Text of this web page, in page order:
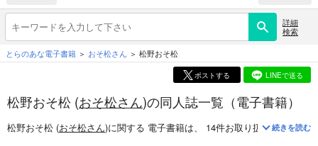
詳細
検索
とらのあな電子書籍
おそ松さん 松野おそ松
ポストする LINEで送る
松野おそ松 (おそ松さん)の同人誌一覧（電子書籍）
松野おそ松 (おそ松さん)に関する 電子書籍は、 14件お取り扱いがござい
続きを読む